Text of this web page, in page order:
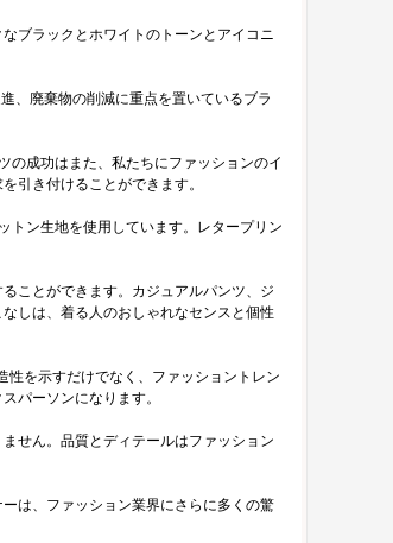
ブラックとホワイトのトーンとアイコニ
、廃棄物の削減に重点を置いているブラ
の成功はまた、私たちにファッションのイ
引き付けることができます。
トン生地を使用しています。レタープリン
ことができます。カジュアルパンツ、ジ
しは、着る人のおしゃれなセンスと個性
性を示すだけでなく、ファッショントレン
パーソンになります。
せん。品質とディテールはファッション
は、ファッション業界にさらに多くの驚